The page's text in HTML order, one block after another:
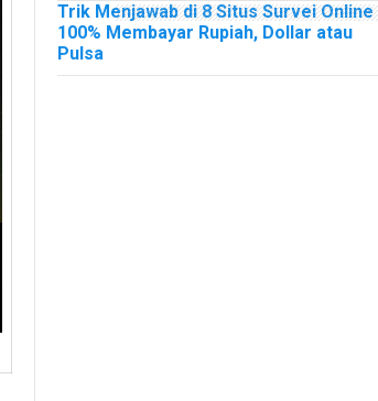
Trik Menjawab di 8 Situs Survei Online
100% Membayar Rupiah, Dollar atau
Pulsa